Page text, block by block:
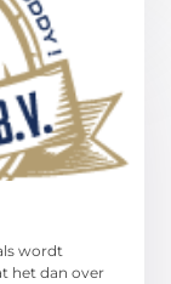
wordt
het dan over